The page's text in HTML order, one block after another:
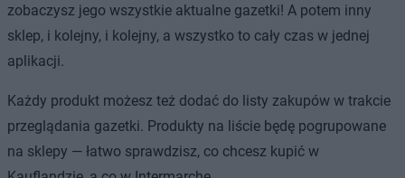
zobaczysz jego wszystkie aktualne gazetki! A potem inny
sklep, i kolejny, i kolejny, a wszystko to cały czas w jednej
aplikacji.
Każdy produkt możesz też dodać do listy zakupów w trakcie
przeglądania gazetki. Produkty na liście będę pogrupowane
na sklepy — łatwo sprawdzisz, co chcesz kupić w